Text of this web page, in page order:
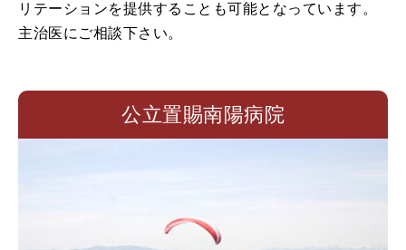
リテーションを提供することも可能となっています。
主治医にご相談下さい。
公立置賜南陽病院